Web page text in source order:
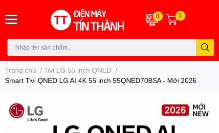
0 0
Trang chủ / Tivi LG 55 inch QNED /
Smart Tivi QNED LG AI 4K 55 inch 55QNED70BSA - Mới 2026